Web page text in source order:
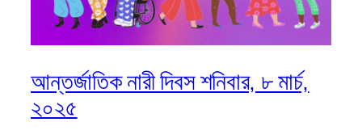
আন্তর্জাতিক নারী দিবস শনিবার, ৮ মার্চ,
২০২৫